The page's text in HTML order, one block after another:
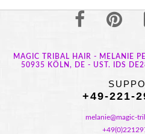
MAGIC TRIBAL HAIR - MELANIE
50935 KÖLN, DE - UST. IDS
+49-221-
melanie@magic-